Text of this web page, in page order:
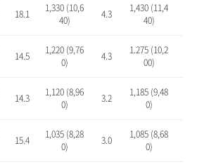
18.1
1,330 (10,6
40)
4.3
1,430 (11,4
40)
14.5
1,220 (9,76
0)
4.3
1.275 (10,2
00)
14.3
1,120 (8,96
0)
3.2
1,185 (9,48
0)
15.4
1,035 (8,28
0)
3.0
1,085 (8,68
0)